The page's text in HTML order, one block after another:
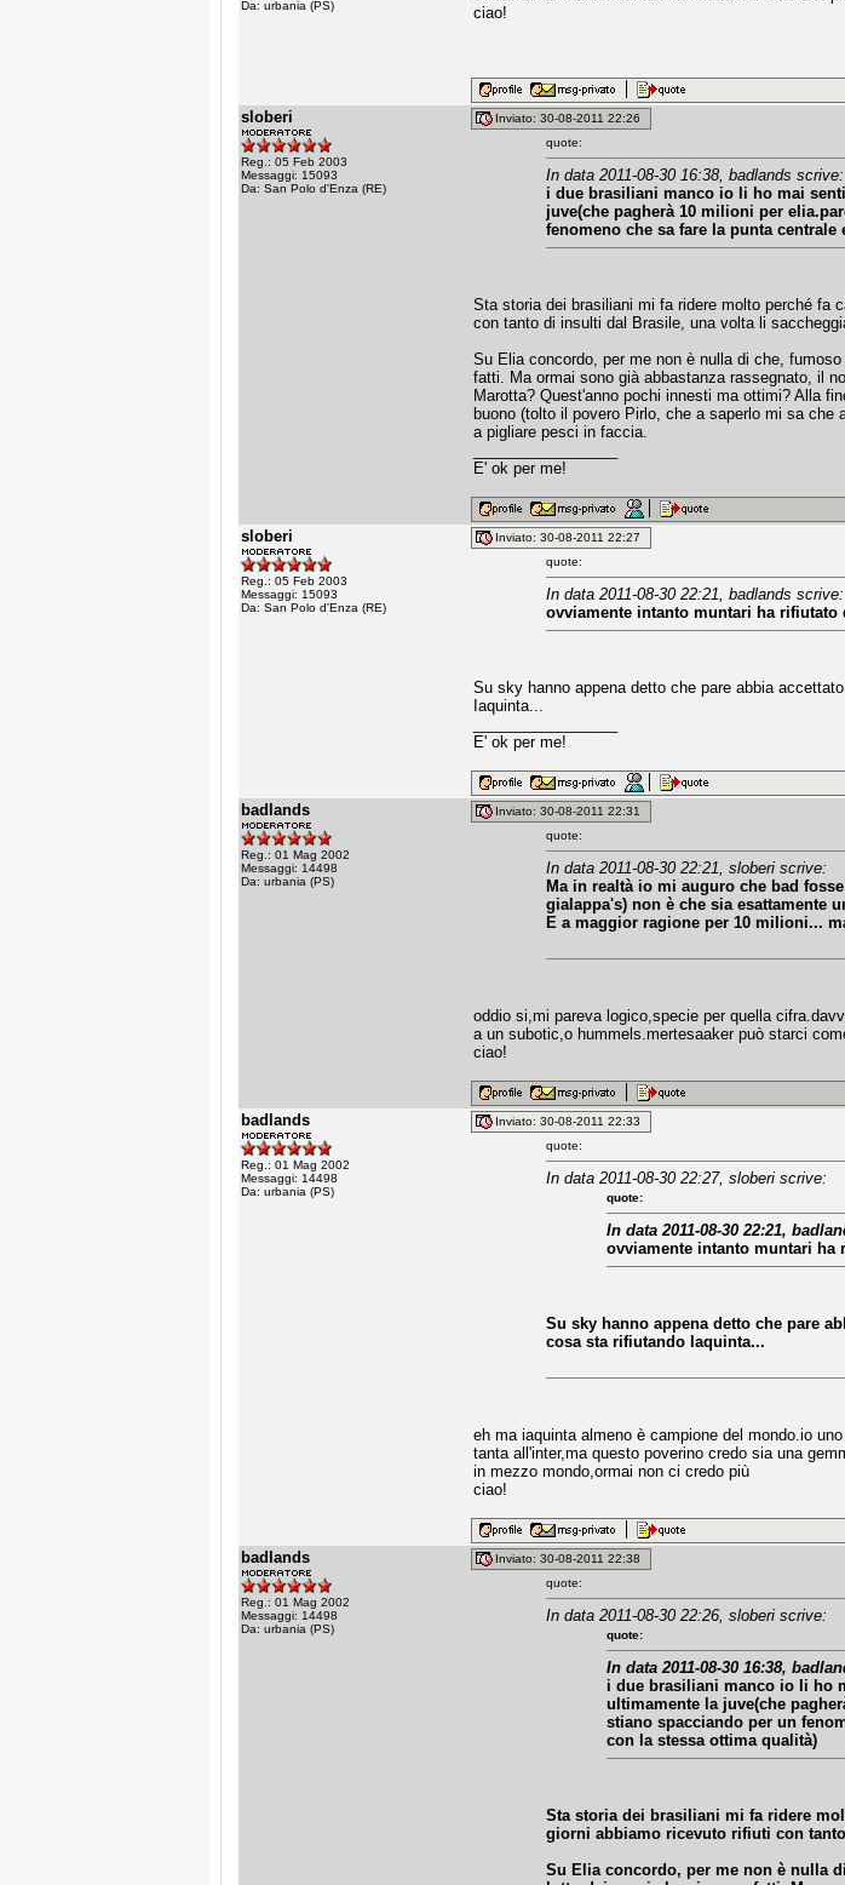
Da: urbania (PS)
ciao!
sloberi
Reg.: 05 Feb 2003
Messaggi: 15093
Da: San Polo d'Enza (RE)
Inviato: 30-08-2011 22:26
quote:
In data 2011-08-30 16:38, badlands scrive:
i due brasiliani manco io li ho mai
juve(che pagherà 10 milioni per
fenomeno che sa fare la punta
Sta storia dei brasiliani mi fa ridere molto perché fa
con tanto di insulti dal Brasile, una volta li
Su Elia concordo, per me non è nulla di che,
fatti. Ma ormai sono già abbastanza rassegnato, il
Marotta? Quest'anno pochi innesti ma ottimi? Alla
buono (tolto il povero Pirlo, che a saperlo mi sa
a pigliare pesci in faccia.
E' ok per me!
sloberi
Reg.: 05 Feb 2003
Messaggi: 15093
Da: San Polo d'Enza (RE)
Inviato: 30-08-2011 22:27
quote:
In data 2011-08-30 22:21, badlands scrive:
ovviamente intanto muntari ha
Su sky hanno appena detto che pare abbia
Iaquinta...
E' ok per me!
badlands
Reg.: 01 Mag 2002
Messaggi: 14498
Da: urbania (PS)
Inviato: 30-08-2011 22:31
quote:
In data 2011-08-30 22:21, sloberi scrive:
Ma in realtà io mi auguro che bad
gialappa's) non è che sia esattamente
E a maggior ragione per 10 milioni...
oddio si,mi pareva logico,specie per quella
a un subotic,o hummels.mertesaaker può starci
ciao!
badlands
Reg.: 01 Mag 2002
Messaggi: 14498
Da: urbania (PS)
Inviato: 30-08-2011 22:33
quote:
In data 2011-08-30 22:27, sloberi scrive:
quote:
In data 2011-08-30 22:21,
ovviamente intanto muntari ha
Su sky hanno appena detto che pare
cosa sta rifiutando Iaquinta...
eh ma iaquinta almeno è campione del mondo.io
tanta all'inter,ma questo poverino credo sia una
in mezzo mondo,ormai non ci credo più
ciao!
badlands
Reg.: 01 Mag 2002
Messaggi: 14498
Da: urbania (PS)
Inviato: 30-08-2011 22:38
quote:
In data 2011-08-30 22:26, sloberi scrive:
quote:
In data 2011-08-30 16:38,
i due brasiliani manco io li ho
ultimamente la juve(che
stiano spacciando per un
con la stessa ottima qualità)
Sta storia dei brasiliani mi fa ridere
giorni abbiamo ricevuto rifiuti con
Su Elia concordo, per me non è nulla